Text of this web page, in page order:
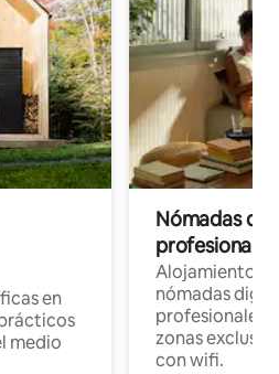
en
medio
Nómadas
Alojamientos
nómadas
profesionales
zonas
con wifi.